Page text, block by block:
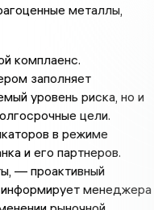
металлы,
комплаенс.
заполняет
уровень риска, но и
цели.
в режиме
и его партнеров.
— проактивный
информирует менеджера